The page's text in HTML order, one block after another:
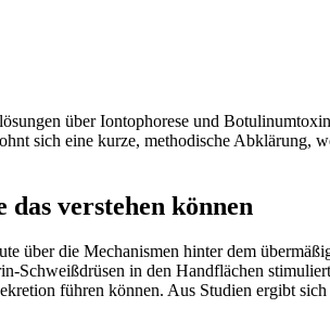
über Iontophorese und
sich⁤ eine kurze, methodische Abklärung,
verstehen‍ können
⁤über die Mechanismen⁢ hinter dem⁢
Schweißdrüsen in den Handflächen
führen können. Aus Studien‍ ergibt sich